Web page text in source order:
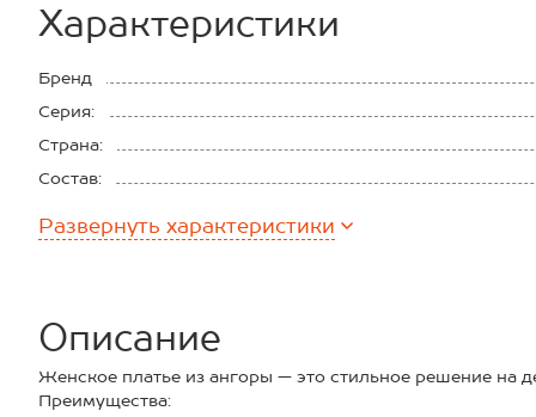
Характеристики
Бренд
Серия:
Страна:
Состав:
Плотность ткани:
Развернуть характеристики
Описание
Женское платье из ангоры — это стильное решение на
Преимущества: